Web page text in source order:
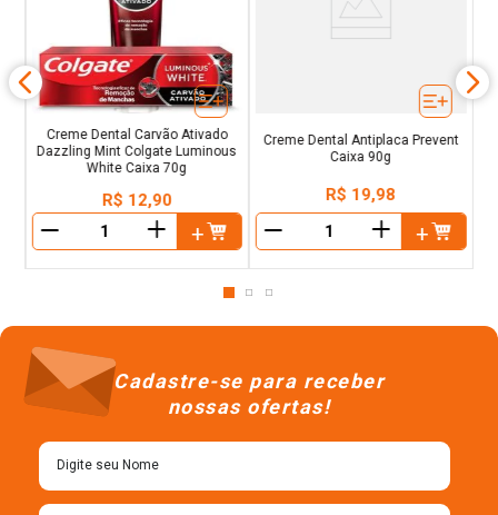
Creme Dental Carvão Ativado
Dazzling Mint Colgate Luminous
White Caixa 70g
R$ 12,90
＋
Creme Dental Antiplaca Prevent
Caixa 90g
R$ 19,98
＋
Cadastre-se para receber
nossas ofertas!